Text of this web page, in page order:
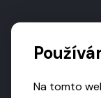
Na tomto